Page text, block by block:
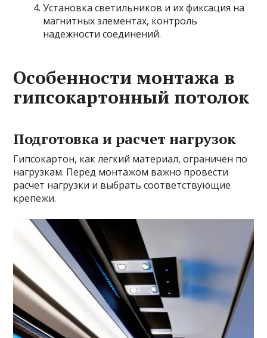
Установка светильников и их фиксация на
магнитных элементах, контроль
надежности соединений.
Особенности монтажа в
гипсокартонный потолок
Подготовка и расчет нагрузок
Гипсокартон, как легкий материал, ограничен по
нагрузкам. Перед монтажом важно провести
расчет нагрузки и выбрать соответствующие
крепежи.